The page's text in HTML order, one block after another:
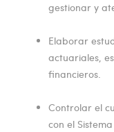
gestionar y
Elaborar
actuariales,
financieros.
Controlar el
con el